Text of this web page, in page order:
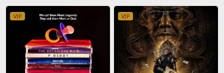
VIP VIP